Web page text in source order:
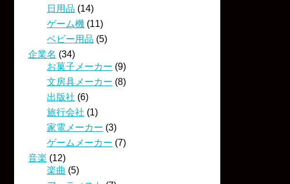
日用品 (14)
ゲーム機 (11)
ベビー用品 (5)
企業名 (34)
お菓子メーカー (9)
文房具メーカー (8)
出版社 (6)
旅行会社 (1)
家電メーカー (3)
ゲームメーカー (7)
音楽 (12)
楽曲 (5)